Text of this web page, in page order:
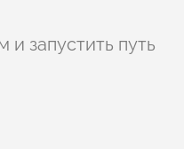
запустить путь